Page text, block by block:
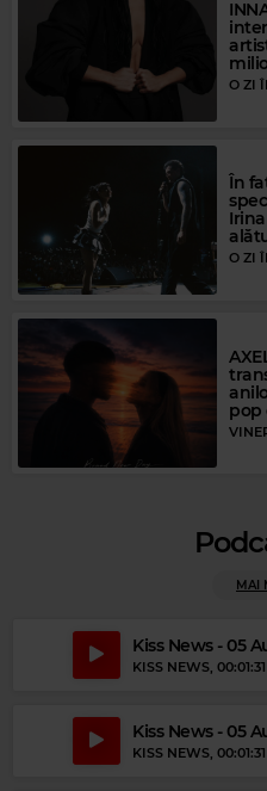
Magic FM
HOMELY GIRL
Magic Party Mix
MAGIC PARTY MIX–MAGIC PARTY
O ZI
În
O ZI
pop
MAI
Kiss News - 05
KISS NEWS, 00:01:31
Kiss News - 05
KISS NEWS, 00:01:31